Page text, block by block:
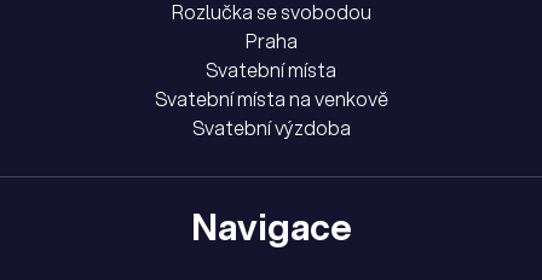
Rozlučka se svobodou
Praha
Svatební místa
Svatební místa na venkově
Svatební výzdoba
Navigace